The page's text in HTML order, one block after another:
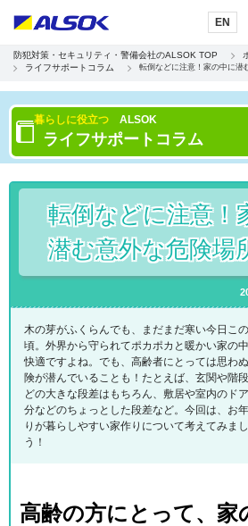
EN
防犯対策・セキュリティ・警備会社のALSOK TOP
ライフサポートコラム
転倒などに注意！家の中に潜
暮らしに役立つ ALSOK
ライフサポートコラム
転倒などに注意！
潜む意外な危険場
木の芽がふくらんでも、まだまだ寒い今日この
頃。外界から守られてポカポカと暖かい家の
快適ですよね。でも、高齢者にとっては思わ
険が潜んでいることも！たとえば、玄関や階
どの大きな段差はもちろん、敷居や室内のド
分などのちょっとした段差など。今回は、お
りが暮らしやすい家作りについて考えてみま
う！
高齢の方にとって、家